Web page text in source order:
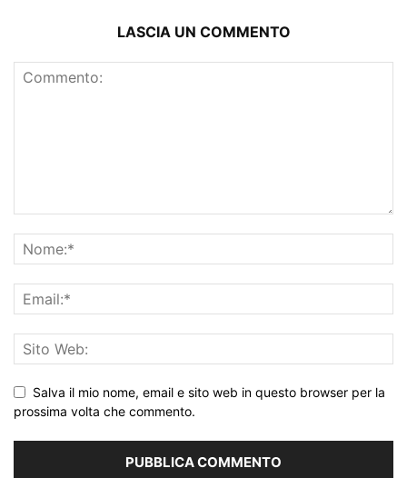
LASCIA UN COMMENTO
Salva il mio nome, email e sito web in questo browser per la
prossima volta che commento.